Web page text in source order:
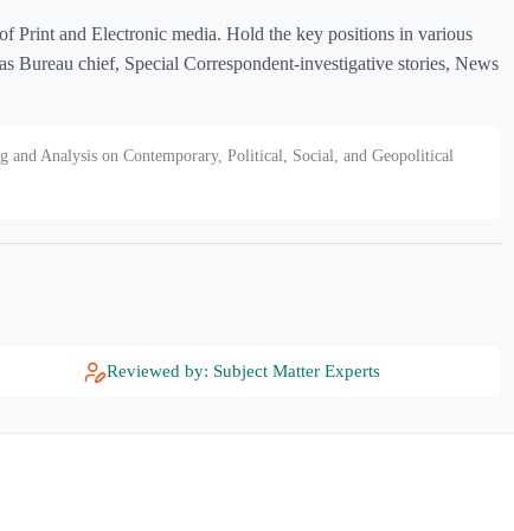
Print and Electronic media. Hold the key positions in various
Bureau chief, Special Correspondent-investigative stories, News
and Analysis on Contemporary, Political, Social, and Geopolitical
Reviewed by: Subject Matter Experts